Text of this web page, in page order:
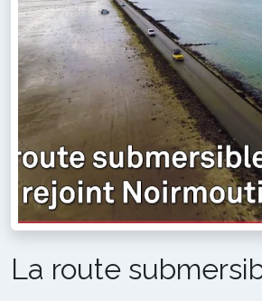
La route